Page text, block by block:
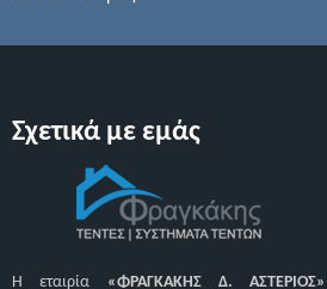
Σχετικά με εμάς
Η εταιρία «ΦΡΑΓΚΑΚΗΣ Δ. ΑΣΤΕΡΙΟΣ»